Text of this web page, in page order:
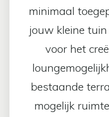
minimaal
jouw kleine
voor het
bestaande
mogelijk